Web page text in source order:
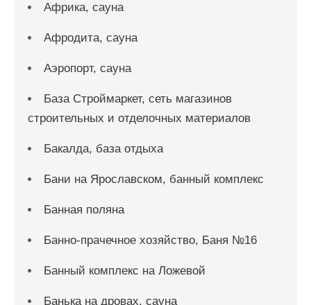
Африка, сауна
Афродита, сауна
Аэропорт, сауна
База Строймаркет, сеть магазинов
строительных и отделочных материалов
Бакалда, база отдыха
Бани на Ярославском, банный комплекс
Банная поляна
Банно-прачечное хозяйство, Баня №16
Банный комплекс на Ложевой
Банька на дровах, сауна